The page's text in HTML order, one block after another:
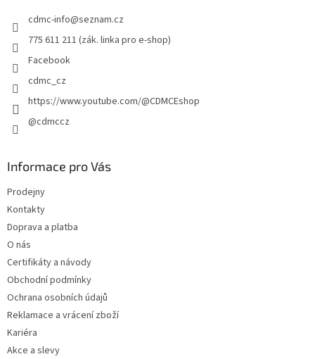
cdmc-info@seznam.cz
775 611 211 (zák. linka pro e-shop)
Facebook
cdmc_cz
https://www.youtube.com/@CDMCEshop
@cdmccz
Informace pro Vás
Prodejny
Kontakty
Doprava a platba
O nás
Certifikáty a návody
Obchodní podmínky
Ochrana osobních údajů
Reklamace a vrácení zboží
Kariéra
Akce a slevy